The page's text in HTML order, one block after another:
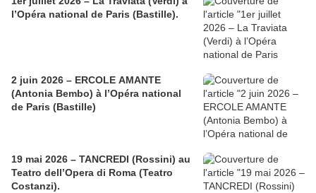
l’Opéra national de Paris (Bastille).
2 juin 2026 – ERCOLE AMANTE
(Antonia Bembo) à l’Opéra national
de Paris (Bastille)
19 mai 2026 – TANCREDI (Rossini) au
Teatro dell’Opera di Roma (Teatro
Costanzi).